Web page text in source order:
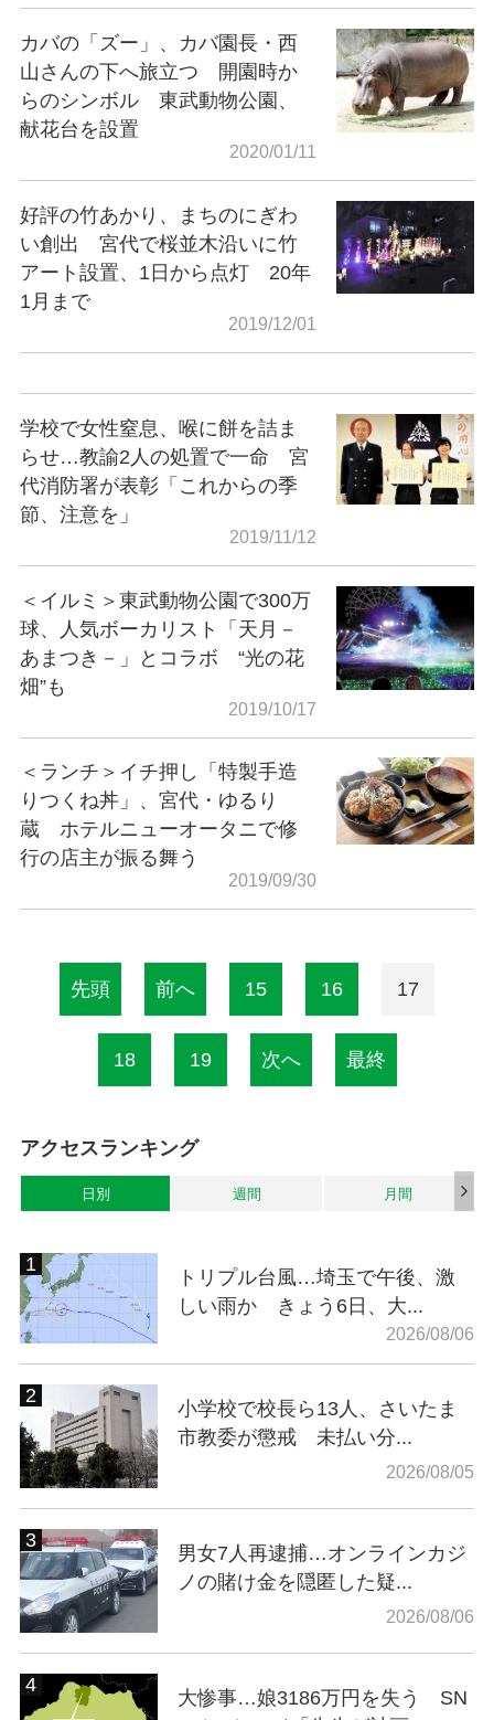
カバの「ズー」、カバ園長・西
山さんの下へ旅立つ 開園時か
らのシンボル 東武動物公園、
献花台を設置
2020/01/11
好評の竹あかり、まちのにぎわ
い創出 宮代で桜並木沿いに竹
アート設置、1日から点灯 20年
1月まで
2019/12/01
学校で女性窒息、喉に餅を詰ま
らせ…教諭2人の処置で一命 宮
代消防署が表彰「これからの季
節、注意を」
2019/11/12
＜イルミ＞東武動物公園で300万
球、人気ボーカリスト「天月－
あまつき－」とコラボ “光の花
畑”も
2019/10/17
＜ランチ＞イチ押し「特製手造
りつくね丼」、宮代・ゆるり
蔵 ホテルニューオータニで修
行の店主が振る舞う
2019/09/30
先頭 前へ 15 16 17
18 19 次へ 最終
アクセスランキング
日別 週間 月間
トリプル台風…埼玉で午後、激
しい雨か きょう6日、大...
2026/08/06
小学校で校長ら13人、さいたま
市教委が懲戒 未払い分...
2026/08/05
男女7人再逮捕…オンラインカジ
ノの賭け金を隠匿した疑...
2026/08/06
大惨事…娘3186万円を失う SN